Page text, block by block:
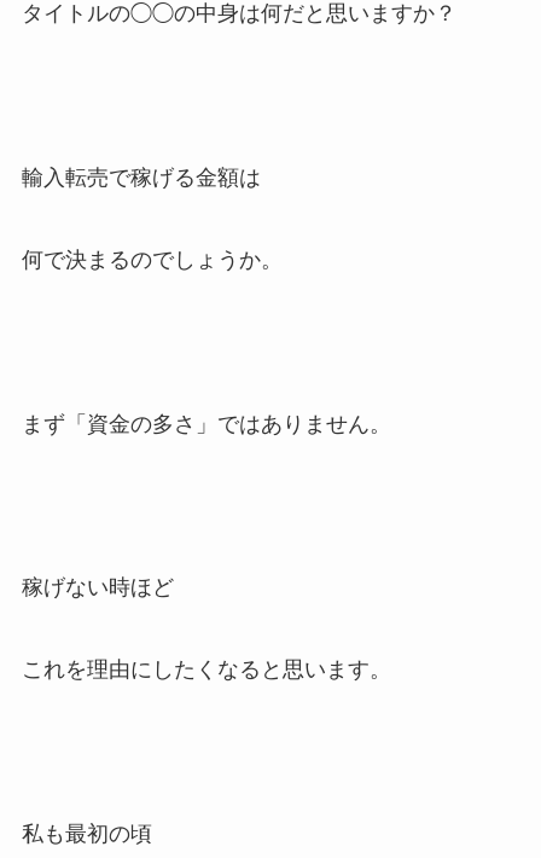
タイトルの◯◯の中身は何だと思いますか？
輸入転売で稼げる金額は
何で決まるのでしょうか。
まず「資金の多さ」ではありません。
稼げない時ほど
これを理由にしたくなると思います。
私も最初の頃